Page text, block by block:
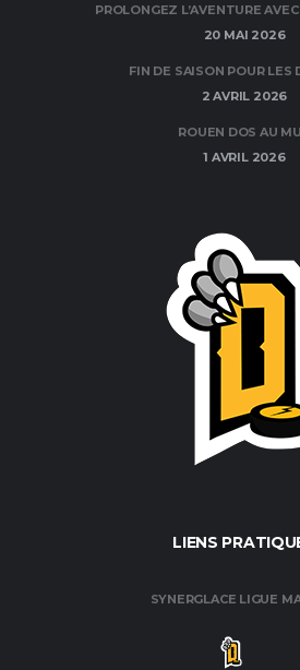
PROLONGEZ L’AVENTURE
20 MAI 2026
FIN DE SAISON POUR LES
2 AVRIL 2026
ROUEN DOS AU
1 AVRIL 2026
LIENS
SYNERGLACE LIGUE
FÉDÉRATION FRANÇAISE DE